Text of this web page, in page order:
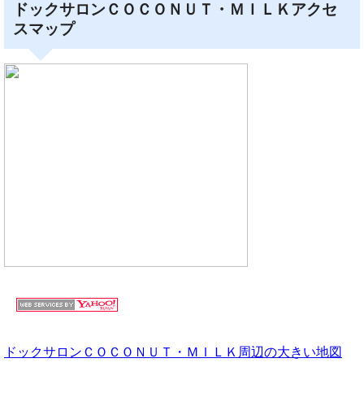
ドックサロンＣＯＣＯＮＵＴ・ＭＩＬＫアクセ
スマップ
ドックサロンＣＯＣＯＮＵＴ・ＭＩＬＫ周辺の大きい地図